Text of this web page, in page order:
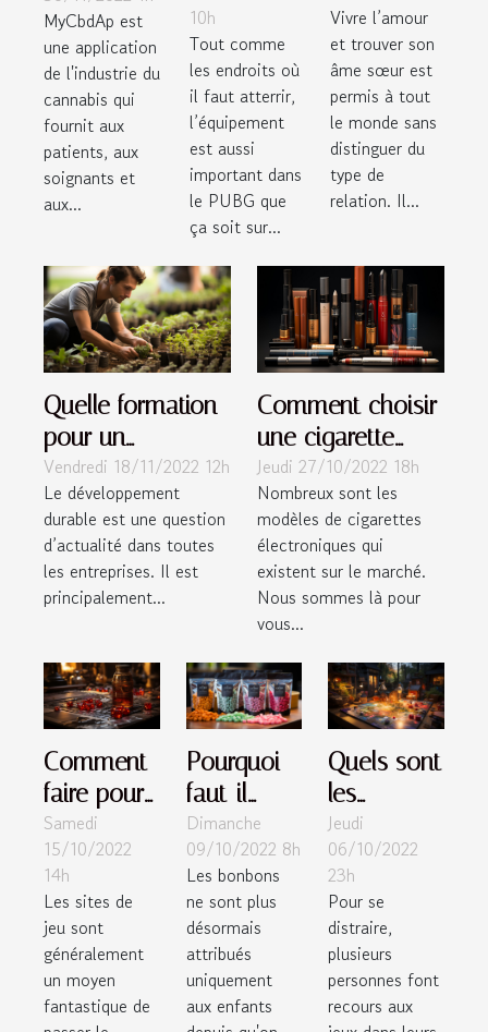
MyCbdAp est
une application
de l'industrie du
cannabis qui
fournit aux
patients, aux
soignants et
aux...
PUBG
10h
Tout comme
les endroits où
il faut atterrir,
l’équipement
est aussi
important dans
le PUBG que
ça soit sur...
rencontre
gay ?
Vivre l’amour
et trouver son
âme sœur est
permis à tout
le monde sans
distinguer du
type de
relation. Il...
Quelle formation
pour un
développement
durable ?
Vendredi 18/11/2022 12h
Le développement
durable est une question
d’actualité dans toutes
les entreprises. Il est
principalement...
Comment choisir
une cigarette
électronique ?
Jeudi 27/10/2022 18h
Nombreux sont les
modèles de cigarettes
électroniques qui
existent sur le marché.
Nous sommes là pour
vous...
Comment
faire pour
éviter les
arnaques
de casino
en ligne ?
Samedi
15/10/2022
14h
Les sites de
jeu sont
généralement
un moyen
fantastique de
Pourquoi
faut-il
préférer les
bonbons
au CBD ?
Dimanche
09/10/2022 8h
Les bonbons
ne sont plus
désormais
attribués
uniquement
aux enfants
Quels sont
les
meilleurs
jeux de
société ?
Jeudi
06/10/2022
23h
Pour se
distraire,
plusieurs
personnes font
recours aux